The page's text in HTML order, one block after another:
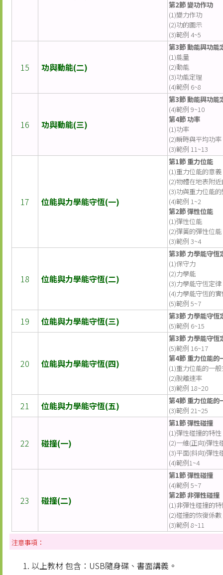
第2節 變功作功
(1)變力作功
(2)功的圖示
(3)範例 4~5
15 功與動能(二)
第3節 動能與功能
(1)能量
(2)動能
(3)功能定理
(4)範例 6~8
16 功與動能(三)
第3節 動能與功能
(4)範例 9~10
第4節 功率
(1)功率
(2)瞬時與平均功率
(3)範例 11~13
17 位能與力學能守恆(一)
第1節 重力位能
(1)重力位能的意義
(2)物體在地表附
(3)功與重力位能
(4)範例 1~2
第2節 彈性位能
(1)彈性位能
(2)彈簧的彈性位能
(3)範例 3~4
18 位能與力學能守恆(二)
第3節 力學能守恆
(1)保守力
(2)力學能
(3)力學能守恆定律
(4)力學能守恆的
(5)範例 5~7
19 位能與力學能守恆(三)
第3節 力學能守恆
(5)範例 6~15
20 位能與力學能守恆(四)
第3節 力學能守恆
(5)範例 16~17
第4節 重力位能的
(1)重力位能的一
(2)脫離速率
(3)範例 18~20
21 位能與力學能守恆(五)
第4節 重力位能的
(3)範例 21~25
22 碰撞(一)
第1節 彈性碰撞
(1)彈性碰撞的特性
(2)一維(正向)彈性
(3)平面(斜向)彈性
(4)範例1~4
23 碰撞(二)
第1節 彈性碰撞
(4)範例 5~7
第2節 非彈性碰撞
(1)非彈性碰撞的
(2)碰撞的恢復係數
(3)範例 8~11
注意事項：
以上教材 包含：USB隨身碟、書面講義。